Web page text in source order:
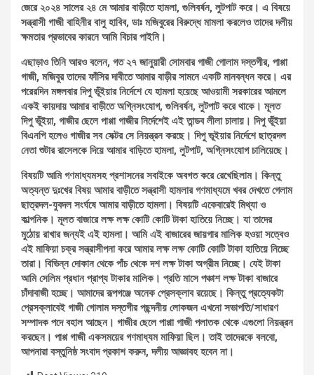
জেরে ২০২৪ সালের ২৪ মে আমার বাড়ীতে হামলা, গুলিবর্ষন, লুটপাট করে। এ বিষয়ে
সন্ত্রাসী গাজী বাহিনীর বালু হাবিব, ডাঃ মজিবুরের বিরুদ্ধে মামলা করলেও তাদের দলীয়
ক্ষমতার প্রভাবের কারনে আমি বিচার পাইনি।
এছাড়াও তিনি আরও বলেন, গত ২৭ জানুয়ারী সোমবার গাজী গোলাম দস্তগীর, পাপ্পা
গাজী, মজিবুর তাদের ফাঁসির দাবীতে আমার বাড়ীর সামনে একটি মানবন্ধন করে। এর
পরেরদিন মঙ্গলবার দিপু ভূঁইয়ার নির্দেশে যে হামলা হয়েছে আওয়ামী সরকারের আমলে
একই কায়দায় আমার বাড়ীতে অগ্নিসংযোগ, গুলিবর্ষন, লুটপাট করে থাকে। মূলত
দিপু ভূঁইয়া, গাজীর ছেলে পাপ্পা গাজীর নির্দেশেই এই তান্ডব লীলা চালায়। দিপু ভূঁইয়া
বিএনপি হলেও গাজীর সব সেক্টর সে নিয়ন্ত্রন করছে। দিপু ভূইয়ার নির্দেশে ছাত্রদল
নেতা শুটার রাসেলকে দিয়ে আমার বাড়িতে হামলা, লুটপাট, অগ্নিসংযোগ চালিয়েছে।
বিষয়টি আমি গণমাধ্যমসহ প্রশাসনের সবাইকে অবগত করে রেখেছিলাম। কিন্তু
অত্যন্ত দুঃখের বিষয় আমার বাড়ীতে সন্ত্রাসী হামলার গণমাধ্যমে খবর দেখতে গেলাম
ছাত্রদল-যুবদল সংর্ঘষে আমার বাড়ীতে হামলা। বিষয়টি একেবারেই মিথ্যা ও
কাল্পনিক। মূলত বাজারে লক্ষ লক্ষ কোটি কোটি টাকা হাতিয়ে নিচ্ছে। যা তাদের
মুঠোয় রাখার জন্যই এই হামলা। আমি এই বাজারের জায়গার মালিক হওয়া সত্বেও
এই মাফিয়া চক্র সন্ত্রাসীপনা করে আমার লক্ষ লক্ষ কোটি কোটি টাকা হাতিয়ে নিচ্ছে
তারা। বিভিন্ন দোকান থেকে পাঁচ থেকে দশ লক্ষ টাকা অগ্রীম নিচ্ছে। যেই টাকা
আমি সেলিম প্রধান প্রাপ্য টাকার মালিক। প্রতি মাসে পঞ্চাশ লক্ষ টাকা বাজারে
চাঁদাবাজী হচ্ছে। আমাদের রূপগঞ্জে অনেক প্রেসক্লাব রয়েছে। কিন্তু প্রত্যেকটা
প্রেসক্লাবেই গাজী গোলাম দস্তগীর পছন্দনীয় লোকজন এখনো সভাপতি/সাধারণ
সম্পাদক পদে বহাল আছেন। গাজীর ছেলে পাপ্পা গাজী পলাতক থেকে এগুলো নিয়ন্ত্রন
করছেন। পাপ্প গাজী একসময়ের গণমাধ্যম মাফিয়া ছিল। তাই তাদেরকে বলবো,
আপনারা বস্তুনিষ্ঠ সংবাদ প্রকাশ করুন, দলীয় আজ্ঞাবহ হবেন না।